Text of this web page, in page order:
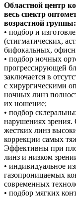
Областной центр
весь спектр
возрастной группы:
• подбор и
(стигматических,
бифокальных,
• подбор ночных
прогрессирующей
заключается в
с хирургическими
ночных линз
их ношение;
• подбор
нарушениях зрения.
жестких линз
коррекции самых
Эффективны при
линз и низком
• индивидуальное
газопроницаемых
современных
• подбор мягких